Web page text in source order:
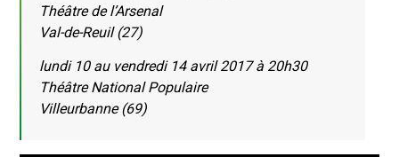
Théâtre de l’Arsenal
Val-de-Reuil (27)
lundi 10 au vendredi 14 avril 2017 à 20h30
Théâtre National Populaire
Villeurbanne (69)